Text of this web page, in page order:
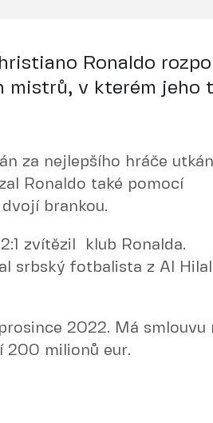
Ronaldo
mistrů, v kterém jeho
za nejlepšího hráče
Ronaldo také pomocí
brankou.
zvítězil klub Ronalda.
srbský fotbalista z Al Hilal
2022. Má smlouvu
200 milionů eur.